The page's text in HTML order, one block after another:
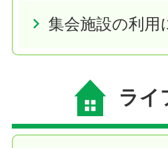
集会施設の利用
ライ